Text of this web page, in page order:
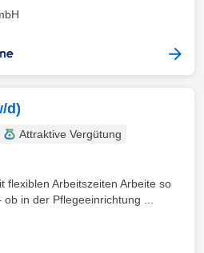
d)
Attraktive Vergütung
flexiblen Arbeitszeiten Arbeite so
in der Pflegeeinrichtung ...